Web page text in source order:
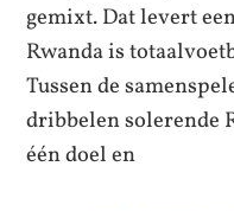
gemixt. Dat levert
Rwanda is
Tussen de
dribbelen solerende
één doel en